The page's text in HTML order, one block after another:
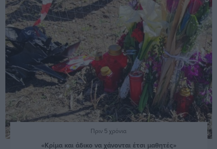
Πριν 5 χρόνια
«Κρίμα και άδικο να χάνονται έτσι μαθητές»